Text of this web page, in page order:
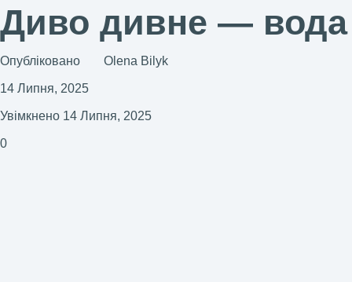
Диво дивне — вода
Опубліковано Olena Bilyk
14 Липня, 2025
Увімкнено 14 Липня, 2025
0